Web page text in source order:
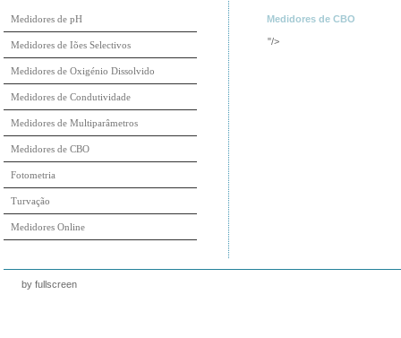
Medidores de pH
Medidores de Iões Selectivos
Medidores de Oxigénio Dissolvido
Medidores de Condutividade
Medidores de Multiparâmetros
Medidores de CBO
Fotometria
Turvação
Medidores Online
Medidores de CBO
"/>
by fullscreen